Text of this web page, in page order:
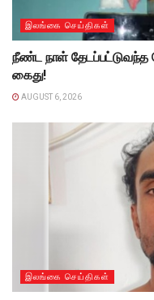
இலங்கை செய்திகள்
நீண்ட நாள்
கைது!
AUGUST 6, 2026
இலங்கை செய்திகள்